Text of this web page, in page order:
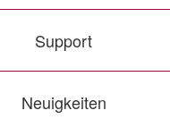
Support
Neuigkeiten
Genehmigungen digital zu